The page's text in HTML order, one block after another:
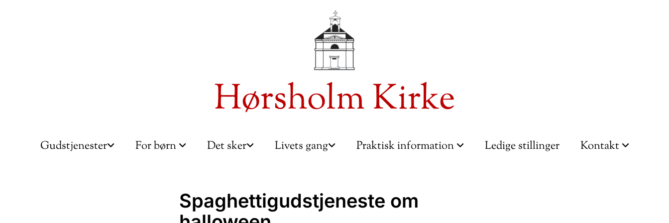
Hørsholm Kirke
Gudstjenester For børn Det sker Livets gang Praktisk information Ledige stillinger Kontakt
Spaghettigudstjeneste om